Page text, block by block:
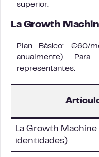
superior.
La Growth
Plan Básico: €60/
anualmente).
representantes:
La Growth Machine
identidades)